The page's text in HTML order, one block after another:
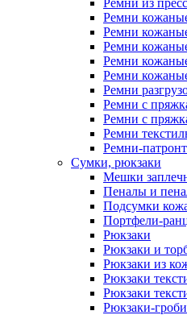
Ремни из
Ремни
Ремни
Ремни
Ремни
Ремни
Ремни
Ремни с
Ремни с
Ремни
Ремни-
Сумки, рюкзаки
Мешки
Пеналы и
Подсумки
Портфели-
Рюкзаки
Рюкзаки и
Рюкзаки из
Рюкзаки
Рюкзаки
Рюкзаки-